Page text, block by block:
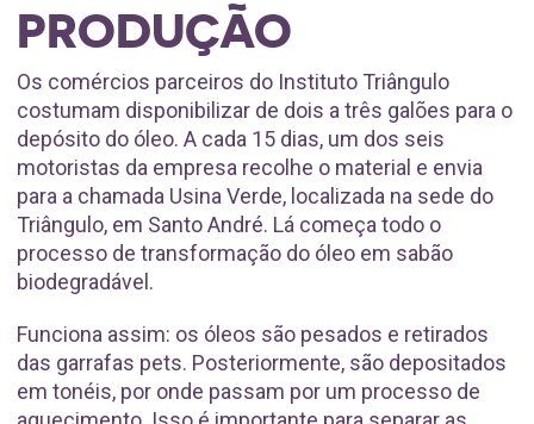
PRODUÇÃO
Os comércios parceiros do Instituto Triângulo
costumam disponibilizar de dois a três galões para o
depósito do óleo. A cada 15 dias, um dos seis
motoristas da empresa recolhe o material e envia
para a chamada Usina Verde, localizada na sede do
Triângulo, em Santo André. Lá começa todo o
processo de transformação do óleo em sabão
biodegradável.
Funciona assim: os óleos são pesados e retirados
das garrafas pets. Posteriormente, são depositados
em tonéis, por onde passam por um processo de